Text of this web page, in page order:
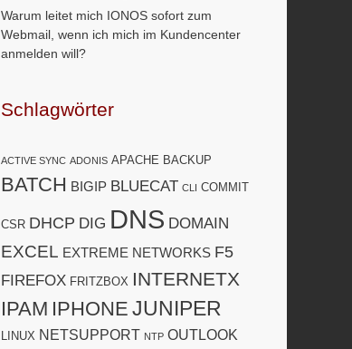
Warum leitet mich IONOS sofort zum
Webmail, wenn ich mich im Kundencenter
anmelden will?
Schlagwörter
ACTIVE SYNC ADONIS APACHE BACKUP
BATCH BIGIP BLUECAT CLI COMMIT
CSR DHCP DIG DNS DOMAIN
EXCEL EXTREME NETWORKS F5
FIREFOX FRITZBOX INTERNETX
IPAM IPHONE JUNIPER
LINUX NETSUPPORT NTP OUTLOOK